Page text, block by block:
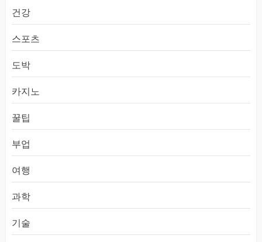
건강
스포츠
도박
카지노
꿀팁
부업
여행
과학
기술